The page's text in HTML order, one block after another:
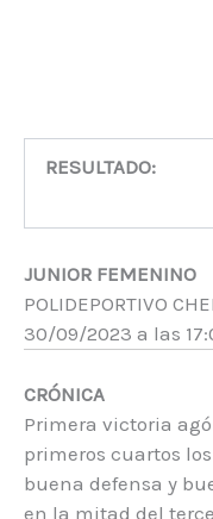
RESULTADO:
JUNIOR FEMENINO
POLIDEPORTIVO
30/09/2023 a las
CRÓNICA
Primera victoria
primeros cuartos
buena defensa y
en la mitad del